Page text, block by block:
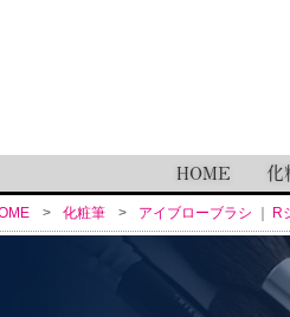
HOME 化
化粧筆 アイブローブラシ R